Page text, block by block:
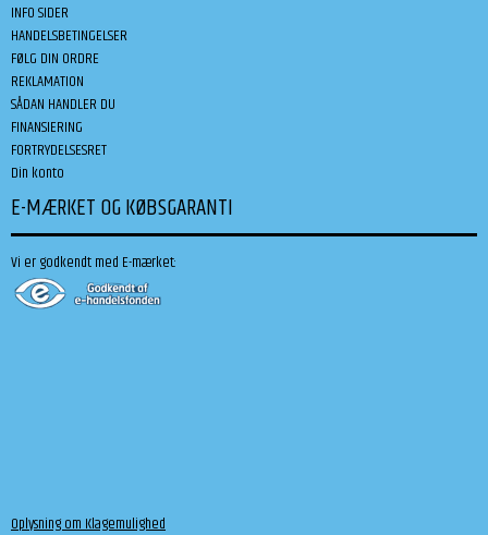
INFO SIDER
HANDELSBETINGELSER
FØLG DIN ORDRE
REKLAMATION
SÅDAN HANDLER DU
FINANSIERING
FORTRYDELSESRET
Din konto
E-MÆRKET OG KØBSGARANTI
Vi er godkendt med E-mærket:
Oplysning om Klagemulighed